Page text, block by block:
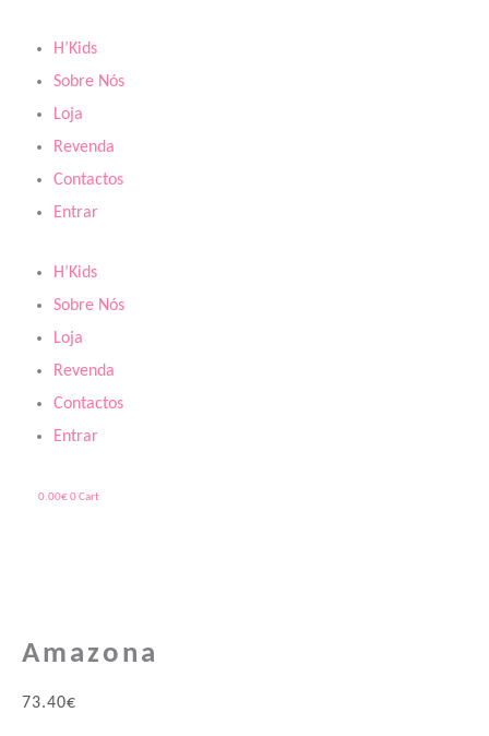
content
H’Kids
Sobre Nós
Loja
Revenda
Contactos
Entrar
H’Kids
Sobre Nós
Loja
Revenda
Contactos
Entrar
0.00€ 0Cart
Amazona
73.40€
Amazona